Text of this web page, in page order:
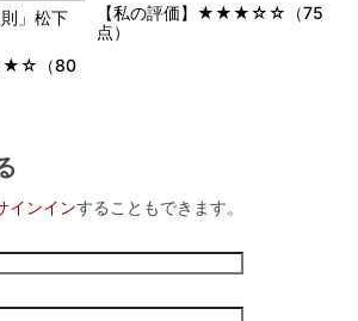
」松下
（80
【私の評価】★★★☆☆（75
点）
インインすることもできます。